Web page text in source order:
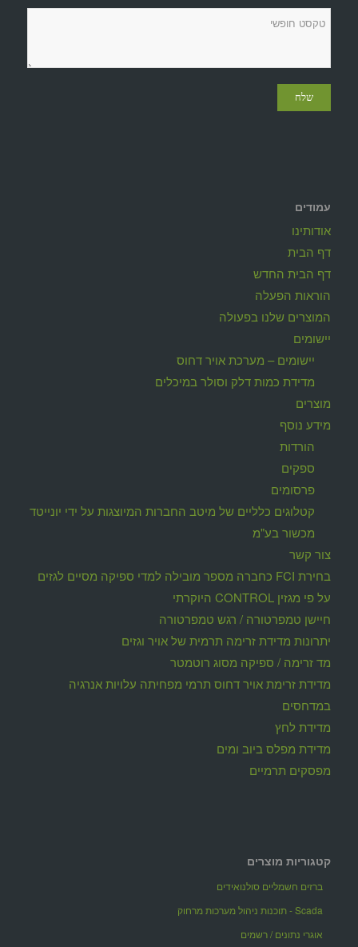
עמודים
אודותינו
דף הבית
דף הבית החדש
הוראות הפעלה
המוצרים שלנו בפעולה
יישומים
יישומים – מערכת אויר דחוס
מדידת כמות דלק וסולר במיכלים
מוצרים
מידע נוסף
הורדות
ספקים
פרסומים
קטלוגים כלליים של מיטב החברות המיוצגות על ידי יונייטד
מכשור בע"מ
צור קשר
בחירת FCI כחברה מספר מובילה למדי ספיקה מסיים לגזים
על פי מגזין CONTROL היוקרתי
חיישן טמפרטורה / רגש טמפרטורה
יתרונות מדידת זרימה תרמית של אויר וגזים
מד זרימה / ספיקה מסוג רוטמטר
מדידת זרימת אויר דחוס תרמי מפחיתה עלויות אנרגיה
במדחסים
מדידת לחץ
מדידת מפלס ביוב ומים
מפסקים תרמיים
קטגוריות מוצרים
ברזים חשמליים סולנואידים
Scada - תוכנות ניהול מערכות מרחוק
אוגרי נתונים / רשמים